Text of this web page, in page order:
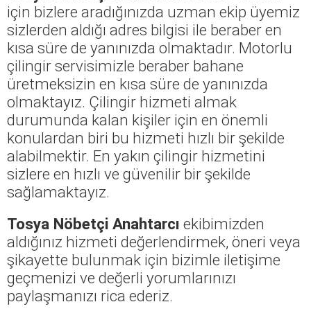
için bizlere aradığınızda uzman ekip üyemiz
sizlerden aldığı adres bilgisi ile beraber en
kısa süre de yanınızda olmaktadır. Motorlu
çilingir servisimizle beraber bahane
üretmeksizin en kısa süre de yanınızda
olmaktayız. Çilingir hizmeti almak
durumunda kalan kişiler için en önemli
konulardan biri bu hizmeti hızlı bir şekilde
alabilmektir. En yakın çilingir hizmetini
sizlere en hızlı ve güvenilir bir şekilde
sağlamaktayız.
Tosya Nöbetçi Anahtarcı ekibimizden
aldığınız hizmeti değerlendirmek, öneri veya
şikayette bulunmak için bizimle iletişime
geçmenizi ve değerli yorumlarınızı
paylaşmanızı rica ederiz.